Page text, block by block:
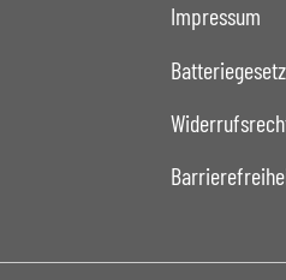
Impressum